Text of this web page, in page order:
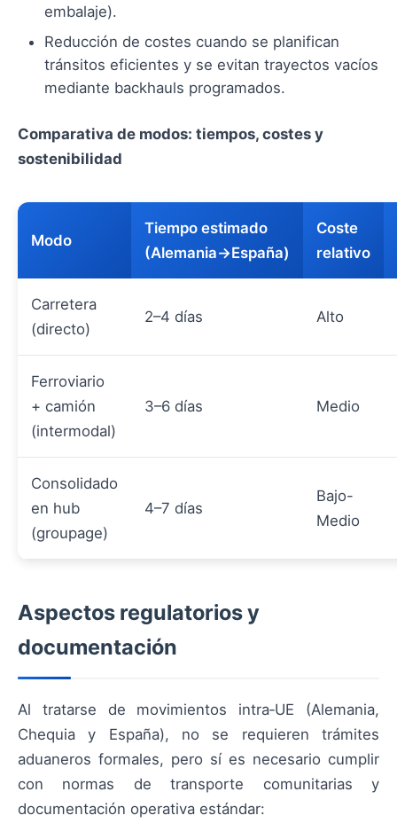
embalaje).
Reducción de costes cuando se planifican
tránsitos eficientes y se evitan trayectos vacíos
mediante backhauls programados.
Comparativa de modos: tiempos, costes y
sostenibilidad
Modo
Tiempo estimado
(Alemania→España)
Coste
relativo
Carretera
(directo)
2–4 días Alto
Ferroviario
+ camión
(intermodal)
3–6 días Medio
Consolidado
en hub
(groupage)
4–7 días
Bajo-
Medio
Aspectos regulatorios y
documentación
Al tratarse de movimientos intra‑UE (Alemania,
Chequia y España), no se requieren trámites
aduaneros formales, pero sí es necesario cumplir
con normas de transporte comunitarias y
documentación operativa estándar: